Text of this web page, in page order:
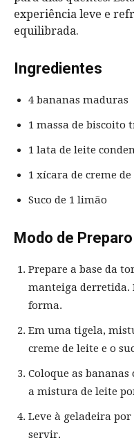
experiência leve e
equilibrada.
Ingredientes
4 bananas maduras
1 massa de biscoito
1 lata de leite
1 xícara de creme
Suco de 1 limão
Modo de Preparo
Prepare a base da
manteiga derretida.
forma.
Em uma tigela,
creme de leite e o
Coloque as bananas
a mistura de leite
Leve à geladeira
servir.